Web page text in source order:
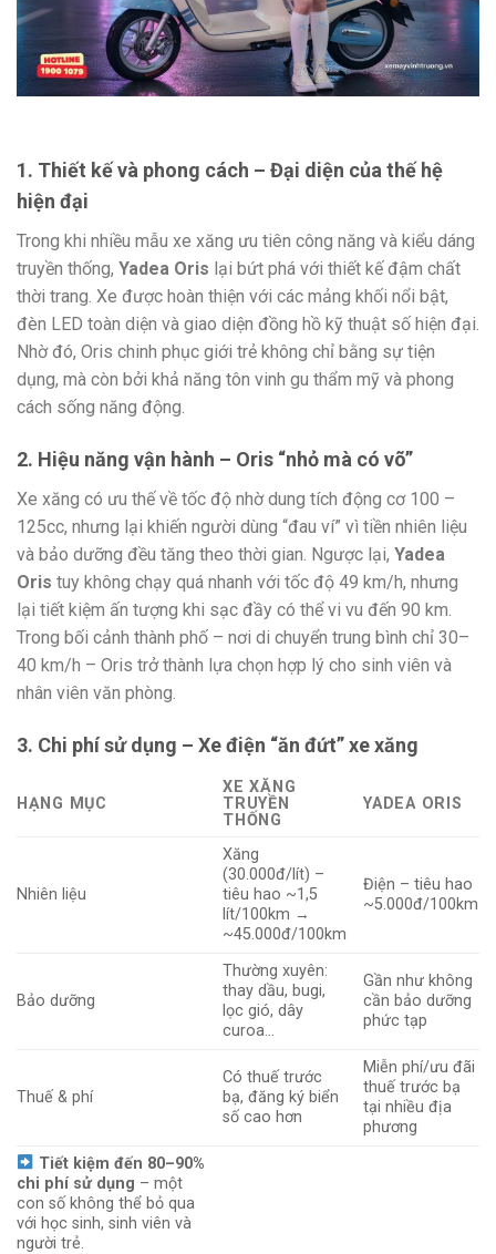
1. Thiết kế và phong cách – Đại diện của thế hệ
hiện đại
Trong khi nhiều mẫu xe xăng ưu tiên công năng và kiểu dáng
truyền thống, Yadea Oris lại bứt phá với thiết kế đậm chất
thời trang. Xe được hoàn thiện với các mảng khối nổi bật,
đèn LED toàn diện và giao diện đồng hồ kỹ thuật số hiện đại.
Nhờ đó, Oris chinh phục giới trẻ không chỉ bằng sự tiện
dụng, mà còn bởi khả năng tôn vinh gu thẩm mỹ và phong
cách sống năng động.
2. Hiệu năng vận hành – Oris “nhỏ mà có võ”
Xe xăng có ưu thế về tốc độ nhờ dung tích động cơ 100 –
125cc, nhưng lại khiến người dùng “đau ví” vì tiền nhiên liệu
và bảo dưỡng đều tăng theo thời gian. Ngược lại, Yadea
Oris tuy không chạy quá nhanh với tốc độ 49 km/h, nhưng
lại tiết kiệm ấn tượng khi sạc đầy có thể vi vu đến 90 km.
Trong bối cảnh thành phố – nơi di chuyển trung bình chỉ 30–
40 km/h – Oris trở thành lựa chọn hợp lý cho sinh viên và
nhân viên văn phòng.
3. Chi phí sử dụng – Xe điện “ăn đứt” xe xăng
HẠNG MỤC
XE XĂNG
TRUYỀN
THỐNG
YADEA ORIS
Nhiên liệu
Xăng
(30.000đ/lít) –
tiêu hao ~1,5
lít/100km →
~45.000đ/100km
Điện – tiêu hao
~5.000đ/100km
Bảo dưỡng
Thường xuyên:
thay dầu, bugi,
lọc gió, dây
curoa…
Gần như không
cần bảo dưỡng
phức tạp
Thuế & phí
Có thuế trước
bạ, đăng ký biển
số cao hơn
Miễn phí/ưu đãi
thuế trước bạ
tại nhiều địa
phương
Tiết kiệm đến 80–90%
chi phí sử dụng – một
con số không thể bỏ qua
với học sinh, sinh viên và
người trẻ.